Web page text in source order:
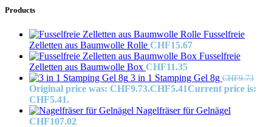
Products
Fusselfreie
Zelletten aus Baumwolle Rolle CHF15.67
Fusselfreie
Zelletten aus Baumwolle Box CHF11.35
3 in 1 Stamping Gel 8g CHF9.73
Original price was: CHF9.73.CHF5.41Current price is:
CHF5.41.
Nagelfräser für Gelnägel
CHF107.02